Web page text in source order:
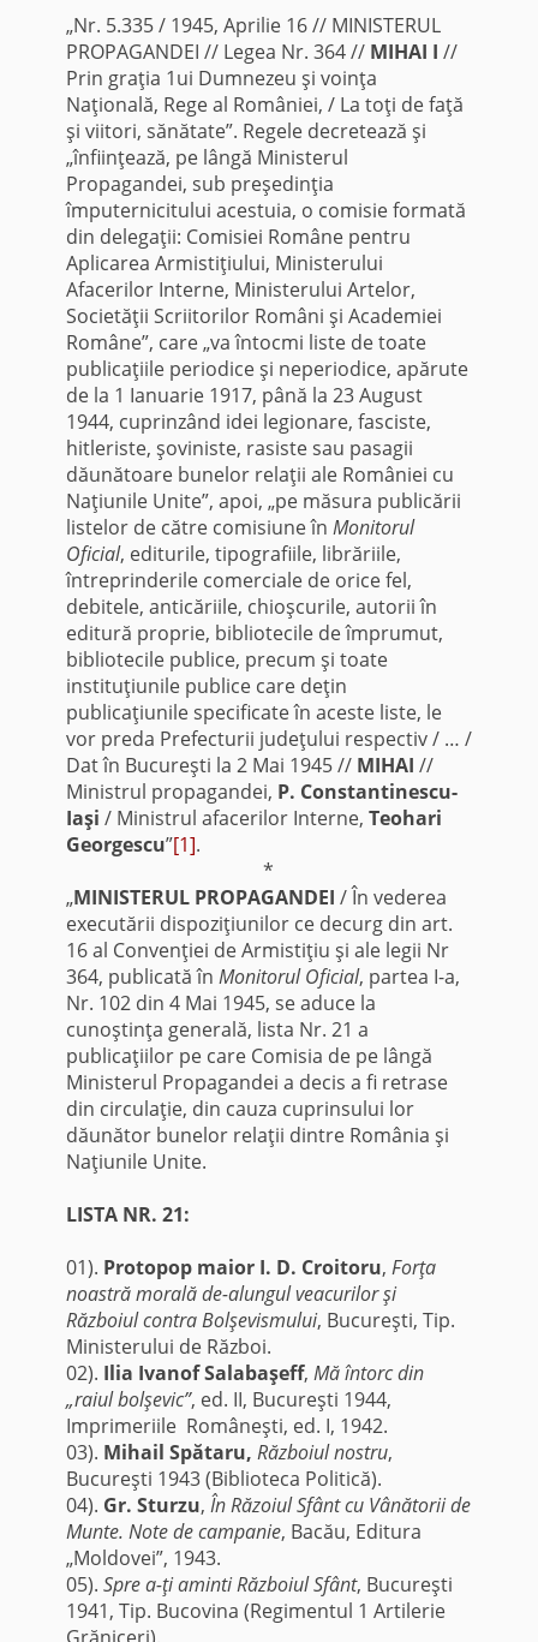
„Nr. 5.335 / 1945, Aprilie 16 // MINISTERUL
PROPAGANDEI // Legea Nr. 364 // MIHAI I //
Prin graţia 1ui Dumnezeu şi voinţa
Naţională, Rege al României, / La toţi de faţă
şi viitori, sănătate”. Regele decretează şi
„înfiinţează, pe lângă Ministerul
Propagandei, sub preşedinţia
împuternicitului acestuia, o comisie formată
din delegaţii: Comisiei Române pentru
Aplicarea Armistiţiului, Ministerului
Afacerilor Interne, Ministerului Artelor,
Societăţii Scriitorilor Români şi Academiei
Române”, care „va întocmi liste de toate
publicaţiile periodice şi neperiodice, apărute
de la 1 Ianuarie 1917, până la 23 August
1944, cuprinzând idei legionare, fasciste,
hitleriste, şoviniste, rasiste sau pasagii
dăunătoare bunelor relaţii ale României cu
Naţiunile Unite”, apoi, „pe măsura publicării
listelor de către comisiune în Monitorul
Oficial, editurile, tipografiile, librăriile,
întreprinderile comerciale de orice fel,
debitele, anticăriile, chioşcurile, autorii în
editură proprie, bibliotecile de împrumut,
bibliotecile publice, precum şi toate
instituţiunile publice care deţin
publicaţiunile specificate în aceste liste, le
vor preda Prefecturii judeţului respectiv / … /
Dat în Bucureşti la 2 Mai 1945 // MIHAI //
Ministrul propagandei, P. Constantinescu-
Iaşi / Ministrul afacerilor Interne, Teohari
Georgescu”[1].
*
„MINISTERUL PROPAGANDEI / În vederea
executării dispoziţiunilor ce decurg din art.
16 al Convenţiei de Armistiţiu şi ale legii Nr
364, publicată în Monitorul Oficial, partea I-a,
Nr. 102 din 4 Mai 1945, se aduce la
cunoştinţa generală, lista Nr. 21 a
publicaţiilor pe care Comisia de pe lângă
Ministerul Propagandei a decis a fi retrase
din circulaţie, din cauza cuprinsului lor
dăunător bunelor relaţii dintre România şi
Naţiunile Unite.
LISTA NR. 21:
01). Protopop maior I. D. Croitoru, Forţa
noastră morală de-alungul veacurilor şi
Războiul contra Bolşevismului, Bucureşti, Tip.
Ministerului de Război.
02). Ilia Ivanof Salabaşeff, Mă întorc din
„raiul bolşevic”, ed. II, Bucureşti 1944,
Imprimeriile Româneşti, ed. I, 1942.
03). Mihail Spătaru, Războiul nostru,
Bucureşti 1943 (Biblioteca Politică).
04). Gr. Sturzu, În Răzoiul Sfânt cu Vânătorii de
Munte. Note de campanie, Bacău, Editura
„Moldovei”, 1943.
05). Spre a-ţi aminti Războiul Sfânt, Bucureşti
1941, Tip. Bucovina (Regimentul 1 Artilerie